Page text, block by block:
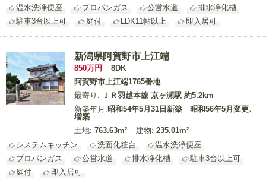
温水洗浄便座
プロパンガス 公営水道
排水浄化槽
駐車3台以上可
庭付 LDK11帖以上 即入居可
新潟県阿賀野市上江端
850万円
8DK
阿賀野市上江端1765番地
最寄り: ＪＲ羽越本線 京ヶ瀬駅 約5.2km
新築年月:昭和54年5月31日新築 昭和56年5月変更、
増築
土地: 763.63m² 建物: 235.01m²
システムキッチン
洗面化粧台
温水洗浄便座
プロパンガス
公営水道 排水浄化槽
駐車3台以上可
庭付
即入居可